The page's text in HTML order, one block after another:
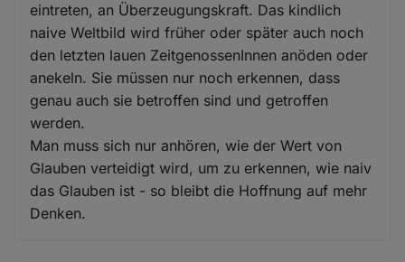
eintreten, an Überzeugungskraft. Das kindlich
naive Weltbild wird früher oder später auch noch
den letzten lauen ZeitgenossenInnen anöden oder
anekeln. Sie müssen nur noch erkennen, dass
genau auch sie betroffen sind und getroffen
werden.
Man muss sich nur anhören, wie der Wert von
Glauben verteidigt wird, um zu erkennen, wie naiv
das Glauben ist - so bleibt die Hoffnung auf mehr
Denken.